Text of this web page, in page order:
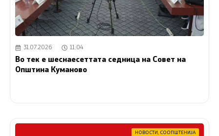
31.07.2026 11:04
Во тек е шеснаесеттата седница на Совет на
Општина Куманово
НОВОСТИ, СООПШТЕНИЈА